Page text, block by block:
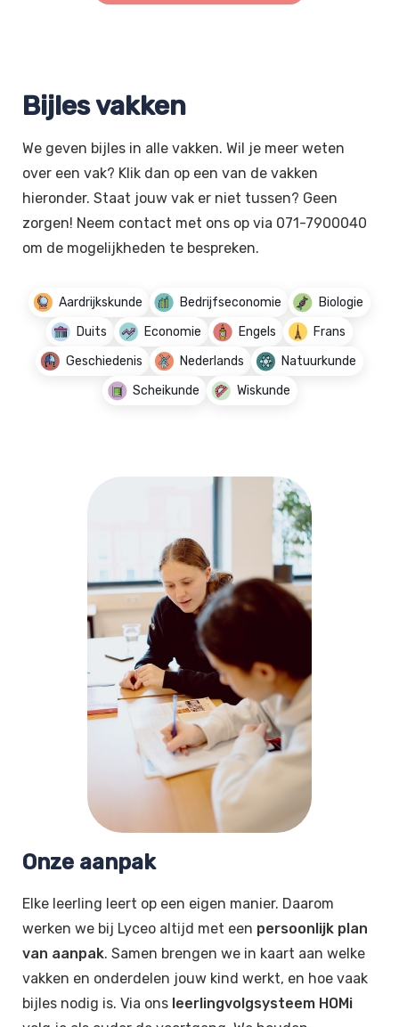
Bijles vakken
We geven bijles in alle vakken. Wil je meer weten
over een vak? Klik dan op een van de vakken
hieronder. Staat jouw vak er niet tussen? Geen
zorgen! Neem contact met ons op via 071-7900040
om de mogelijkheden te bespreken.
Aardrijkskunde Bedrijfseconomie
Biologie
Duits
Economie Engels
Frans
Geschiedenis
Nederlands
Natuurkunde
Scheikunde
Wiskunde
Onze aanpak
Elke leerling leert op een eigen manier. Daarom
werken we bij Lyceo altijd met een persoonlijk plan
van aanpak. Samen brengen we in kaart aan welke
vakken en onderdelen jouw kind werkt, en hoe vaak
bijles nodig is. Via ons leerlingvolgsysteem HOMi